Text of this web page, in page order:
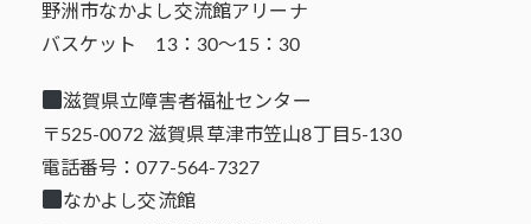
野洲市なかよし交流館アリーナ
バスケット 13：30～15：30
滋賀県立障害者福祉センター
〒525-0072 滋賀県草津市笠山8丁目5-130
電話番号：077-564-7327
なかよし交流館